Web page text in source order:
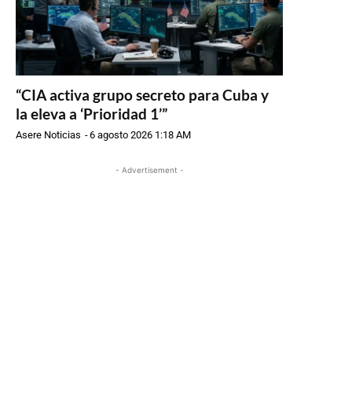
“CIA activa grupo secreto para Cuba y
la eleva a ‘Prioridad 1’”
Asere Noticias -6 agosto 2026 1:18 AM
- Advertisement -